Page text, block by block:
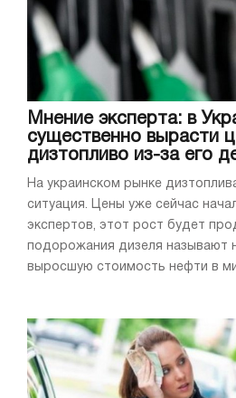
Мнение эксперта: в
существенно вырасти
дизтопливо из-за его
На украинском рынке
ситуация. Цены уже сейчас
экспертов, этот рост будет
подорожания дизеля называют
выросшую стоимость нефти в